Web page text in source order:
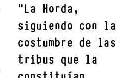
"La Horda,
siguiendo con la
costumbre de las
tribus que la